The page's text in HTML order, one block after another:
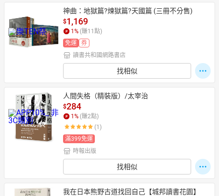
神曲：地獄篇?煉獄篇?天國篇 (三冊不分售)
$1,169
1 % (賺11 點)
免運
券
讀書共和國網路書店
找相似
人間失格（精裝版）/太宰治
$284
1 % (賺2點)
(1)
滿399免運
時報出版
找相似
我在日本熊野古道找回自己【城邦讀書花園】